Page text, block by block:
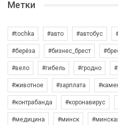
Метки
#tochka #авто #автобус
#берёза #бизнес_брест
#вело #гибель #гродно
#животное #зарплата
#контрабанда #коронавирус
#медицина #минск